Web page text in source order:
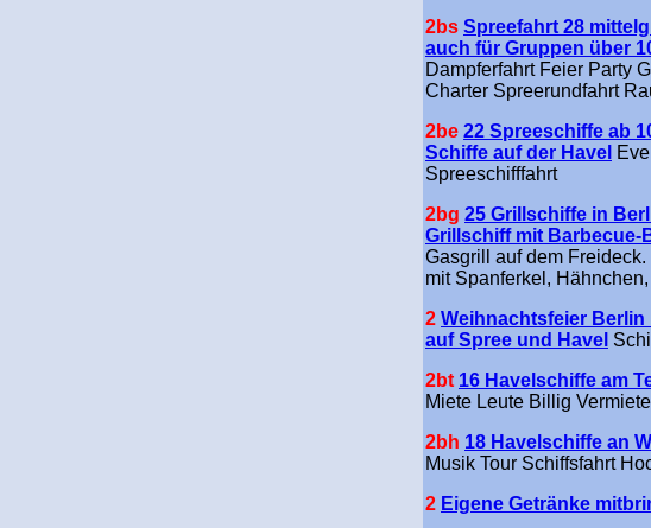
2bs Spreefahrt 28
auch für Gruppen über
Dampferfahrt Feier Party
Charter Spreerundfahrt
2be 22 Spreeschiffe ab
Schiffe auf der Havel
Spreeschifffahrt
2bg 25 Grillschiffe in
Grillschiff mit Barbecue-
Gasgrill auf dem
mit Spanferkel,
2 Weihnachtsfeier
auf Spree und Havel
2bt 16 Havelschiffe am
Miete Leute Billig
2bh 18 Havelschiffe an
Musik Tour Schiffsfahrt
2 Eigene Getränke